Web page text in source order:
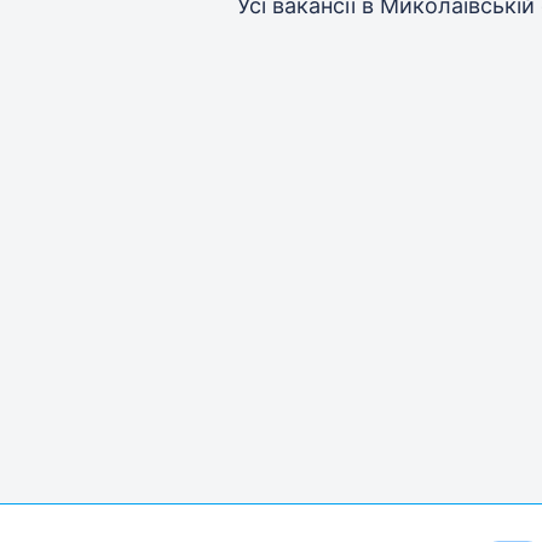
Усі вакансії в